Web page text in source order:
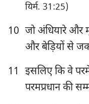
यिर्म. 31:25)
10 जो अंधियारे और
और बेड़ियों से
11
इसलिए कि वे
परमप्रधान की